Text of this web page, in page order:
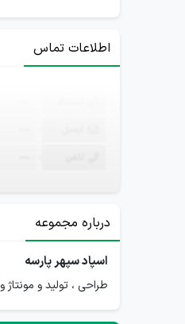
اطلاعات تماس
درباره مجموعه
اسپاد سپهر پارسه
طراحی ، تولید و